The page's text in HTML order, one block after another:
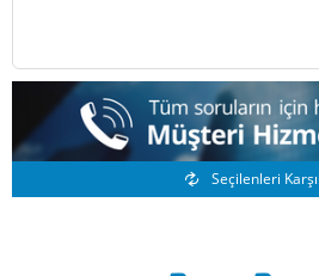
Benzer
Seçilenleri